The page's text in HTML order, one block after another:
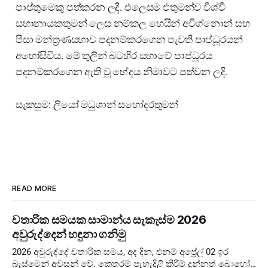
පාප්තුමෙකු පත්කරන ලදි. එලෙසම එතුමන්ව විශ්වී
සභානායකතුමන් ලෙස නම්කල හෙයින් අවිග්නොන් සහ
පීසා මන්ත්‍රණසභාව පදනම්කරගෙන පැවති පාප්ධූරයන්
අහෝසිවිය. මේ තුලින් බටහිර සභාවේ පාප්ධූරය
පදනම්කරගෙන ඇති වූ භේදය නිමාවට පත්වන ලදි.
සැකසුම: ලියෝ මධුශාන් සහෝදරතුමන්
READ MORE
චතාරික සමයක සාමාන්ය සැකැස්ම 2026
අවුරුද්දෙන් හඳුනා ගනිමු
2026 අවුරුද්දේ චතාරික සමය, අද දින, එනම් අප්‍රේල් 02 ඉර
බැස්මෙන් අවසන් වේ. කෙතරම් පැහැදිළි කිරීම් දුන්නත් බොහෝ